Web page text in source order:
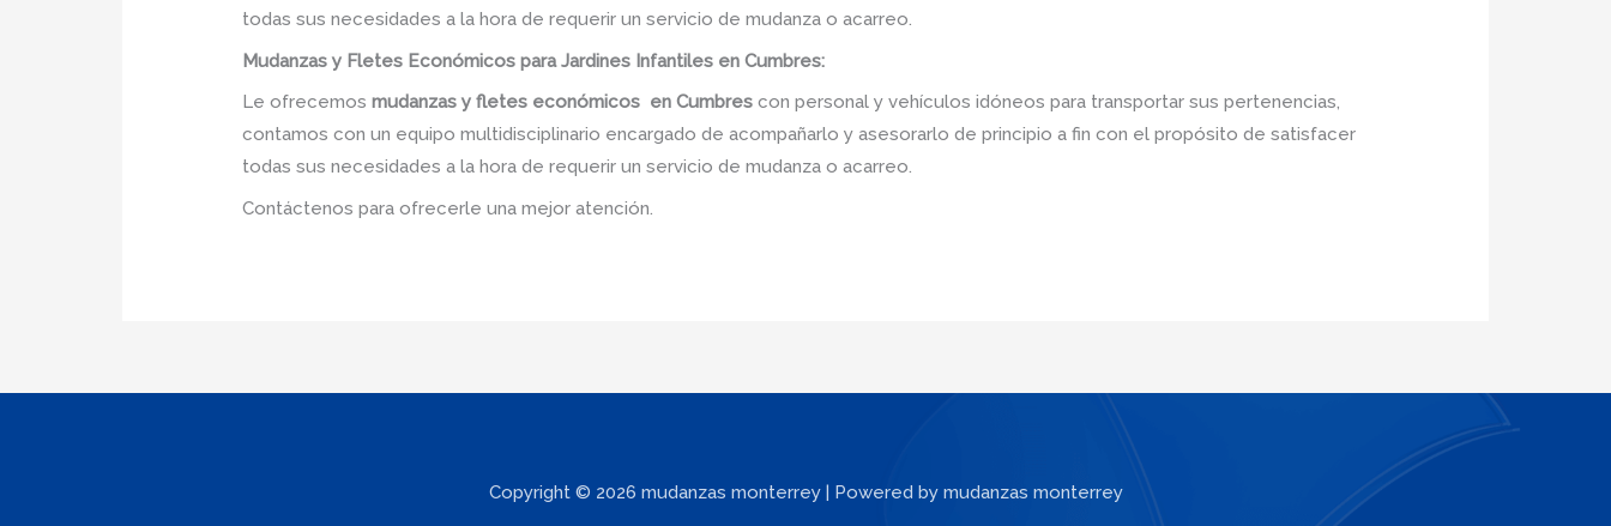
todas sus necesidades a la hora de requerir un servicio de mudanza o acarreo.
Mudanzas y Fletes Económicos para Jardines Infantiles en Cumbres:
Le ofrecemosmudanzas y fletes económicos en Cumbres con personal y vehículos idóneos para transportar sus pertenencias,
contamos con un equipo multidisciplinario encargado de acompañarlo y asesorarlo de principio a fin con el propósito de satisfacer
todas sus necesidades a la hora de requerir un servicio de mudanza o acarreo.
Contáctenos para ofrecerle una mejor atención.
Copyright © 2026 mudanzas monterrey | Powered by mudanzas monterrey